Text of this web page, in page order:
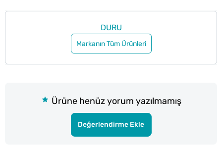
DURU
Markanın Tüm Ürünleri
Ürüne henüz yorum yazılmamış
Değerlendirme Ekle